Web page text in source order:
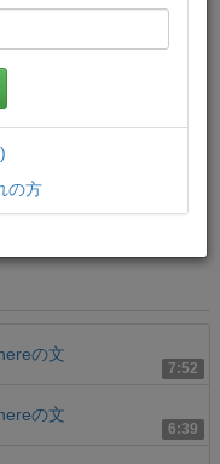
7:52
の文
6:39
の文
の方